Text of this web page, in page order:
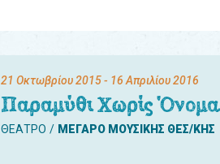
21 Οκτωβρίου 2015- 16 Απριλίου 2016
Παραμύθι Χωρίς Όνομα
ΘΕΑΤΡΟ ΜΕΓΑΡΟ ΜΟΥΣΙΚΗΣ ΘΕΣ/ΚΗΣ